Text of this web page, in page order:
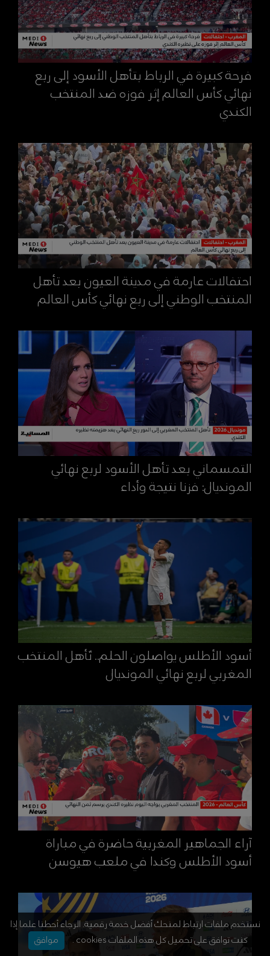
فرحة كبيرة في الرباط بتأهل الأسود إلى ربع
نهائي كأس العالم إثر فوزه ضد المنتخب
الكندي
احتفالات عارمة في مدينة العيون بعد تأهل
المنتخب الوطني إلى ربع نهائي كأس العالم
التمسماني بعد تأهل الأسود لربع نهائي
المونديال: فزنا نتيجة وأداء
أسود الأطلس يواصلون الحلم.. تُأهل المنتخب
المغربي لربع نهائي المونديال
آراء الجماهير المغربية حاضرة في مباراة
أسود الأطلس وكندا في ملعب هيوسن
نستخدم ملفات ارتباط لمنحك أفضل خدمة رقمية. الرجاء أحطنا علما إذا
كنت توافق على تحميل كل هذه الملفات cookies .
موافق